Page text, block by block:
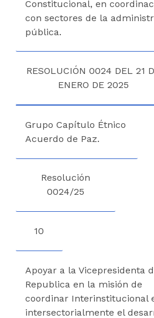
Constitucional, en
con sectores de la
pública.
RESOLUCIÓN 0024 DEL 21
ENERO DE 2025
Grupo Capítulo Étnico
Acuerdo de Paz.
Resolución
0024/25
10
Apoyar a la Vicepresidenta
Republica en la misión de
coordinar Interinstitucional
intersectorialmente el